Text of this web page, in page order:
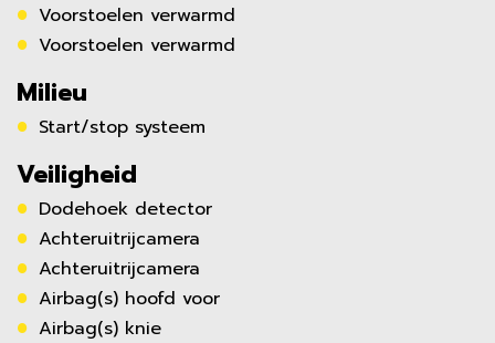
Voorstoelen verwarmd
Voorstoelen verwarmd
Milieu
Start/stop systeem
Veiligheid
Dodehoek detector
Achteruitrijcamera
Achteruitrijcamera
Airbag(s) hoofd voor
Airbag(s) knie